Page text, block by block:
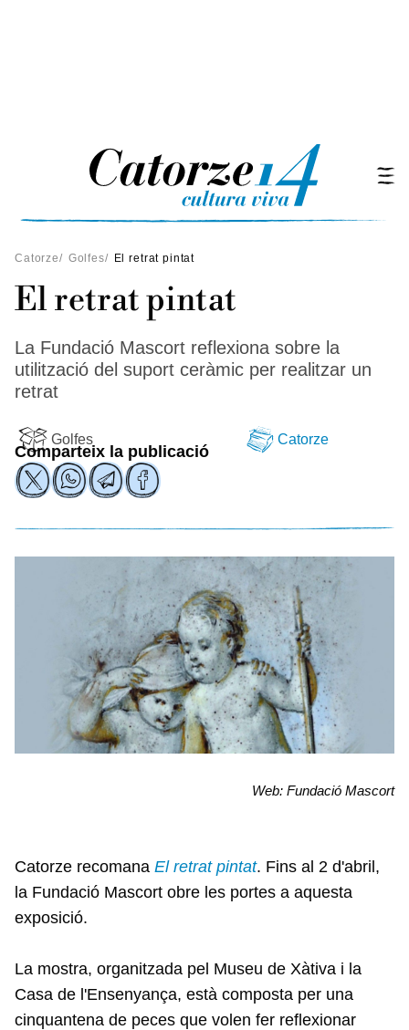
Catorze/ Golfes/ El retrat pintat
El retrat pintat
La Fundació Mascort reflexiona sobre la
utilització del suport ceràmic per realitzar un
retrat
Golfes Catorze
Comparteix la publicació
Web: Fundació Mascort
Catorze recomana El retrat pintat. Fins al 2 d'abril,
la Fundació Mascort obre les portes a aquesta
exposició.
La mostra, organitzada pel Museu de Xàtiva i la
Casa de l'Ensenyança, està composta per una
cinquantena de peces que volen fer reflexionar